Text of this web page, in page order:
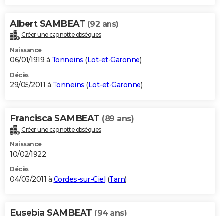
Albert SAMBEAT (92 ans)
Créer une cagnotte obsèques
Naissance
06/01/1919 à Tonneins (Lot-et-Garonne)
Décès
29/05/2011 à Tonneins (Lot-et-Garonne)
Francisca SAMBEAT (89 ans)
Créer une cagnotte obsèques
Naissance
10/02/1922
Décès
04/03/2011 à Cordes-sur-Ciel (Tarn)
Eusebia SAMBEAT (94 ans)